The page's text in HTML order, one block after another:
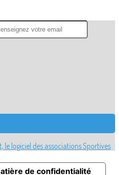
le logiciel des associations Sportives
de confidentialité